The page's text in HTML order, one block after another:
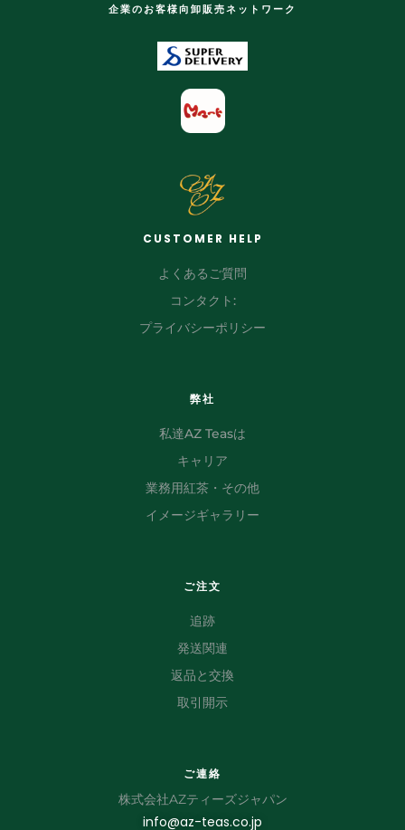
企業のお客様向卸販売ネットワーク
CUSTOMER HELP
よくあるご質問
コンタクト:
プライバシーポリシー
弊社
私達AZ Teasは
キャリア
業務用紅茶・その他
イメージギャラリー
ご注文
追跡
発送関連
返品と交換
取引開示
ご連絡
株式会社AZティーズジャパン
info@az-teas.co.jp